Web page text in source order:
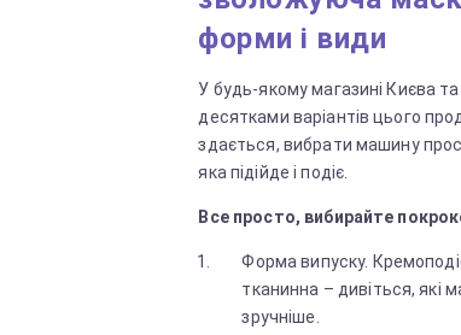
форми і види
У будь-якому магазині Києва
десятками варіантів цього
здається, вибрати машину
яка підійде і подіє.
Все просто, вибирайте
Форма випуску.
тканинна – дивіться, які
зручніше.